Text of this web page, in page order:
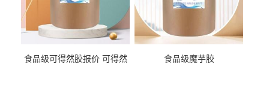
食品级可得然胶报价 可得然
食品级魔芋胶